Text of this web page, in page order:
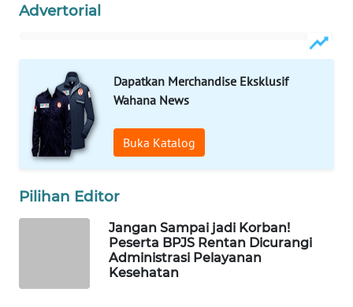
Advertorial
Dapatkan Merchandise Eksklusif
Wahana News
Buka Katalog
Pilihan Editor
Jangan Sampai jadi Korban!
Peserta BPJS Rentan Dicurangi
Administrasi Pelayanan
Kesehatan
DESA
WAHANA
Wahana
Network
LISTRIK